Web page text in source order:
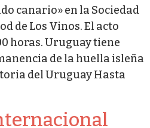
canario» en la Sociedad
de Los Vinos. El acto
horas. Uruguay tiene
de la huella isleña
del Uruguay Hasta